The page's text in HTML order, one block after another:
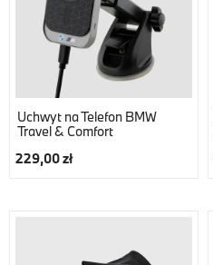
Uchwyt na Telefon BMW
Travel & Comfort
229,00 zł